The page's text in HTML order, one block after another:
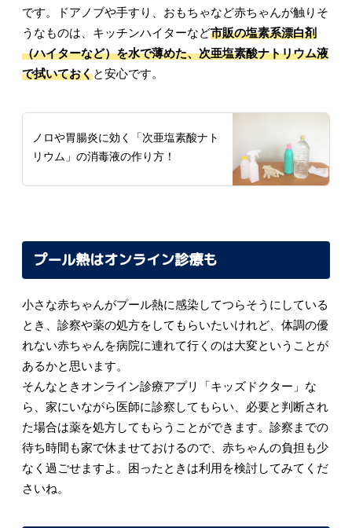
です。ドアノブや手すり、おもちゃなど赤ちゃんが触りそ
うなものは、キッチンハイターなど市販の塩素系漂白剤
（ハイターなど）を水で薄めた、次亜塩素酸ナトリウム液
で拭いておくと安心です。
ノロや胃腸炎に効く「次亜塩素酸ナト
リウム」の消毒液の作り方！
プール熱はオンライン診療も
小さな赤ちゃんがプール熱に感染してつらそうにしている
とき、診察や薬の処方をしてもらいたいけれど、体調の優
れない赤ちゃんを病院に連れて行くのは大変ということが
あるかと思います。
そんなときオンライン診療アプリ「キッズドクター」な
ら、家にいながら医師に診察してもらい、必要と判断され
た場合は薬を処方してもらうことができます。診察までの
待ち時間も家で休ませておけるので、赤ちゃんの負担も少
なく過ごせますよ。困ったときは利用を検討してみてくだ
さいね。